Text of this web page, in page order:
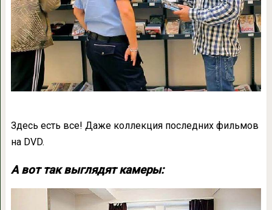
Здесь есть все! Даже коллекция последних фильмов
на DVD.
А вот так выглядят камеры: